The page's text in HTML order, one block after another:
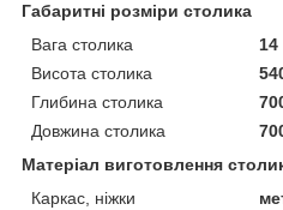
Габаритні розміри столика
Вага столика
14
Висота столика
Глибина столика
Довжина столика
Матеріал виготовлення
Каркас, ніжки